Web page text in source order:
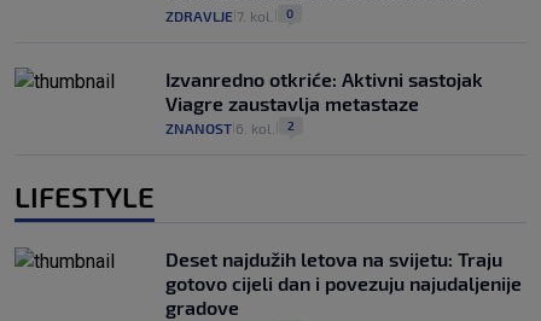
ZDRAVLJE 7. kol. 0
Izvanredno otkriće: Aktivni sastojak
Viagre zaustavlja metastaze
ZNANOST 6. kol. 2
LIFESTYLE
Deset najdužih letova na svijetu: Traju
gotovo cijeli dan i povezuju najudaljenije
gradove